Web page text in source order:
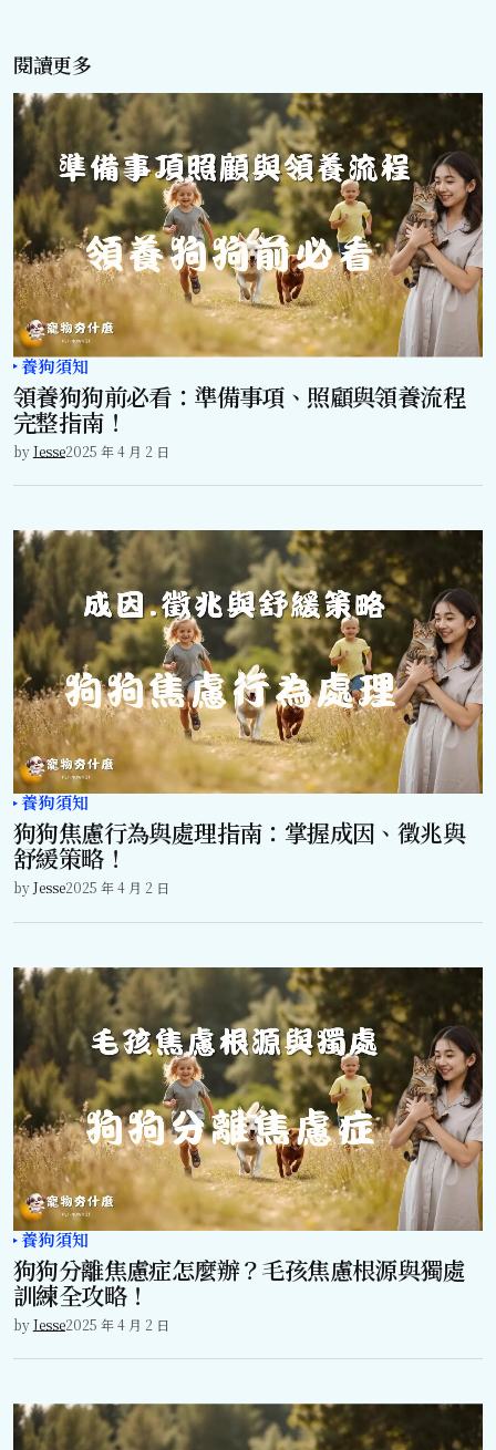
閱讀更多
養狗須知
領養狗狗前必看：準備事項、照顧與領養流程
完整指南！
byJesse2025 年 4 月 2 日
養狗須知
狗狗焦慮行為與處理指南：掌握成因、徵兆與
舒緩策略！
byJesse2025 年 4 月 2 日
養狗須知
狗狗分離焦慮症怎麼辦？毛孩焦慮根源與獨處
訓練全攻略！
byJesse2025 年 4 月 2 日